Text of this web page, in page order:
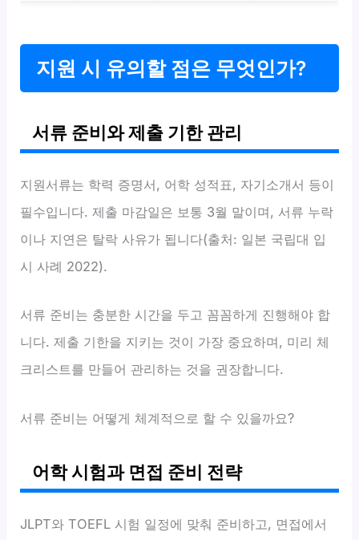
지원 시 유의할 점은 무엇인가?
서류 준비와 제출 기한 관리
지원서류는 학력 증명서, 어학 성적표, 자기소개서 등이
필수입니다. 제출 마감일은 보통 3월 말이며, 서류 누락
이나 지연은 탈락 사유가 됩니다(출처: 일본 국립대 입
시 사례 2022).
서류 준비는 충분한 시간을 두고 꼼꼼하게 진행해야 합
니다. 제출 기한을 지키는 것이 가장 중요하며, 미리 체
크리스트를 만들어 관리하는 것을 권장합니다.
서류 준비는 어떻게 체계적으로 할 수 있을까요?
어학 시험과 면접 준비 전략
JLPT와 TOEFL 시험 일정에 맞춰 준비하고, 면접에서